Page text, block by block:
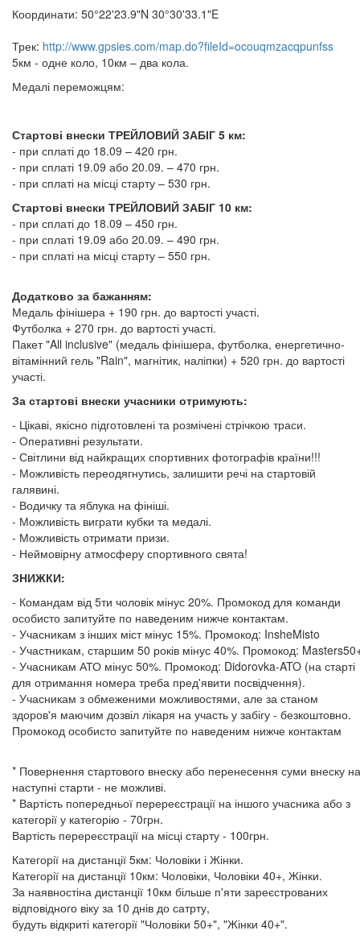
Координати: 50°22'23.9"N 30°30'33.1"E
Трек: http://www.gpsies.com/map.do?fileId=ocouqmzacqpunfss
5км - одне коло, 10км – два кола.
Медалі переможцям:
Стартові внески ТРЕЙЛОВИЙ ЗАБІГ 5 км:
- при сплаті до 18.09 – 420 грн.
- при сплаті 19.09 або 20.09. – 470 грн.
- при сплаті на місці старту – 530 грн.
Стартові внески ТРЕЙЛОВИЙ ЗАБІГ 10 км:
- при сплаті до 18.09 – 450 грн.
- при сплаті 19.09 або 20.09. – 490 грн.
- при сплаті на місці старту – 550 грн.
Додатково за бажанням:
Медаль фінішера + 190 грн. до вартості участі.
Футболка + 270 грн. до вартості участі.
Пакет "All inclusive" (медаль фінішера, футболка, енергетично-
вітамінний гель "Rain", магнітик, наліпки) + 520 грн. до вартості
участі.
За стартові внески учасники отримують:
- Цікаві, якісно підготовлені та розмічені стрічкою траси.
- Оперативні результати.
- Світлини від найкращих спортивних фотографів країни!!!
- Можливість переодягнутись, залишити речі на стартовій
галявині.
- Водичку та яблука на фініші.
- Можливість виграти кубки та медалі.
- Можливість отримати призи.
- Неймовірну атмосферу спортивного свята!
ЗНИЖКИ:
- Командам від 5ти чоловік мінус 20%. Промокод для команди
особисто запитуйте по наведеним нижче контактам.
- Учасникам з інших міст мінус 15%. Промокод: InsheMisto
- Участникам, старшим 50 років мінус 40%. Промокод:
- Учасникам АТО мінус 50%. Промокод: Didorovka-ATO (на старті
для отримання номера треба пред'явити посвідчення).
- Учасникам з обмеженими можливостями, але за станом
здоров'я маючим дозвіл лікаря на участь у забігу - безкоштовно.
Промокод особисто запитуйте по наведеним нижче контактам
* Повернення стартового внеску або перенесення суми внеску на
наступні старти - не можливі.
* Вартість попередньої перереєстрації на іншого учасника або з
категорії у категорію - 70грн.
Вартість перереєстрації на місці старту - 100грн.
Категорії на дистанції 5км: Чоловіки і Жінки.
Категорії на дистанції 10км: Чоловіки, Чоловіки 40+, Жінки.
За наявностіна дистанції 10км більше п'яти зареєстрованих
відповідного віку за 10 днів до сатрту,
будуть відкриті категорії "Чоловіки 50+", "Жінки 40+".